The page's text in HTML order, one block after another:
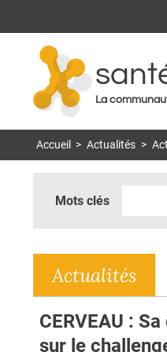
La
Accueil > Actualités >
Mots clés
Actualités
CERVEAU :
sur le